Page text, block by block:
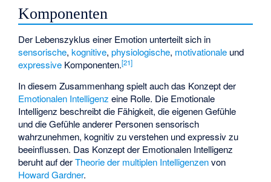
Komponenten
Der Lebenszyklus einer Emotion unterteilt sich in
sensorische,kognitive,physiologische, motivationale und
expressive Komponenten.[21]
In diesem Zusammenhang spielt auch das Konzept der
Emotionalen Intelligenz eine Rolle. Die Emotionale
Intelligenz beschreibt die Fähigkeit, die eigenen Gefühle
und die Gefühle anderer Personen sensorisch
wahrzunehmen, kognitiv zu verstehen und expressiv zu
beeinflussen. Das Konzept der Emotionalen Intelligenz
beruht auf derTheorie der multiplen Intelligenzenvon
Howard Gardner.